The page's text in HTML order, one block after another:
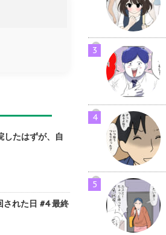
したはずが、自
された日 #4 最終